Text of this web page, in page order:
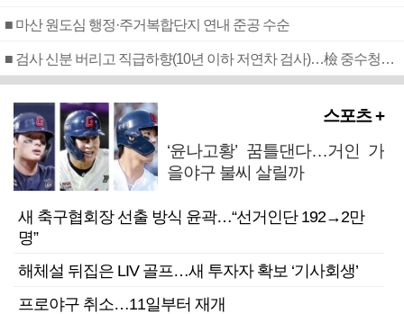
■ 마산 원도심 행정·주거복합단지 연내 준공 수순
■ 검사 신분 버리고 직급하향(10년 이하 저연차 검사)…檢 중수청행 기피
스포츠 +
‘윤나고황’ 꿈틀댄다…거인 가
을야구 불씨 살릴까
새 축구협회장 선출 방식 윤곽…“선거인단 192→2만
명”
해체설 뒤집은 LIV 골프…새 투자자 확보 ‘기사회생’
프로야구 취소…11일부터 재개